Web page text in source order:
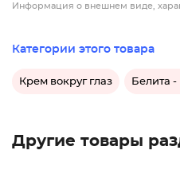
Информация о внешнем виде,
Категории этого товара
Крем вокруг глаз Белита -
Другие товары